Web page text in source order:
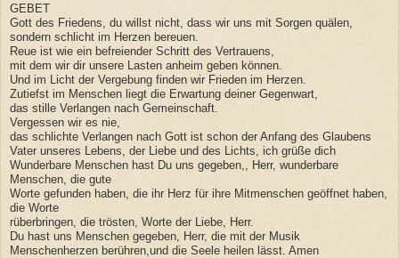
GEBET
Gott des Friedens, du willst nicht, dass wir uns mit Sorgen quälen,
sondern schlicht im Herzen bereuen.
Reue ist wie ein befreiender Schritt des Vertrauens,
mit dem wir dir unsere Lasten anheim geben können.
Und im Licht der Vergebung finden wir Frieden im Herzen.
Zutiefst im Menschen liegt die Erwartung deiner Gegenwart,
das stille Verlangen nach Gemeinschaft.
Vergessen wir es nie,
das schlichte Verlangen nach Gott ist schon der Anfang des Glaubens
Vater unseres Lebens, der Liebe und des Lichts, ich grüße dich
Wunderbare Menschen hast Du uns gegeben,, Herr, wunderbare
Menschen, die gute
Worte gefunden haben, die ihr Herz für ihre Mitmenschen geöffnet haben,
die Worte
rüberbringen, die trösten, Worte der Liebe, Herr.
Du hast uns Menschen gegeben, Herr, die mit der Musik
Menschenherzen berühren,und die Seele heilen lässt. Amen